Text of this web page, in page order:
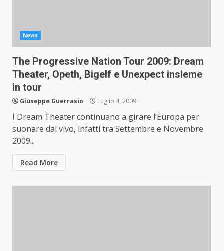
News
The Progressive Nation Tour 2009: Dream
Theater, Opeth, Bigelf e Unexpect insieme
in tour
Giuseppe Guerrasio Luglio 4, 2009
I Dream Theater continuano a girare l’Europa per
suonare dal vivo, infatti tra Settembre e Novembre
2009...
Read More